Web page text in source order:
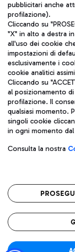
Pizza
Gelateria
Wine Bar &
Autobus
Scopri le linee di
Leonardo Da Vinci.
Raggiungi
Ristoranti
Scopri la nostra
Mappa Aeroporto
Aeroporti di Roma
coordinamento di
Codice fiscale e
IVA 06572251004
Capitale sociale
Sede legale: Via
telefono +39 06
Privacy policy
pubblicitari anche
profilazione).
Cliccando su
"X" in alto a destra
all'uso dei cookie
impostazioni di
esclusivamente i
cookie analitici
Cliccando su
al posizionamento
profilazione. Il
qualsiasi momento.
singoli cookie
in ogni momento
Consulta la nostra